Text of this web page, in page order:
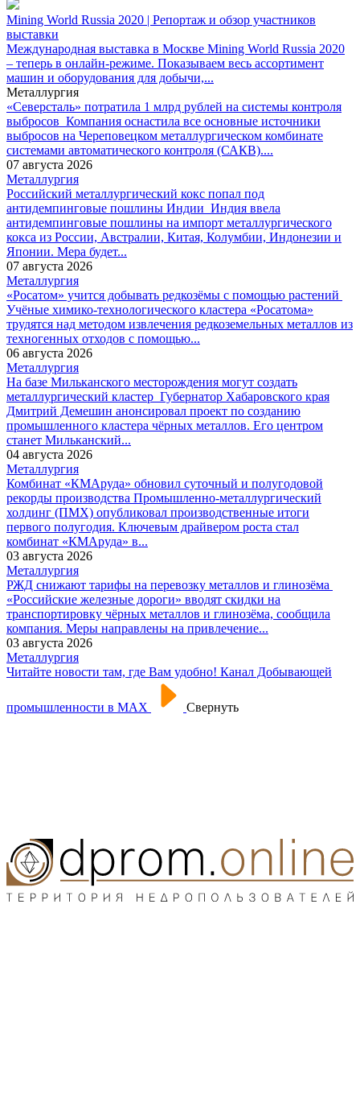
Mining World Russia 2020 | Репортаж и обзор участников
выставки
Международная выставка в Москве Mining World Russia 2020
– теперь в онлайн-режиме. Показываем весь ассортимент
машин и оборудования для добычи,...
Металлургия
«Северсталь» потратила 1 млрд рублей на системы контроля
выбросов Компания оснастила все основные источники
выбросов на Череповецком металлургическом комбинате
системами автоматического контроля (САКВ)....
07 августа 2026
Металлургия
Российский металлургический кокс попал под
антидемпинговые пошлины Индии Индия ввела
антидемпинговые пошлины на импорт металлургического
кокса из России, Австралии, Китая, Колумбии, Индонезии и
Японии. Мера будет...
07 августа 2026
Металлургия
«Росатом» учится добывать редкозёмы с помощью растений
Учёные химико-технологического кластера «Росатома»
трудятся над методом извлечения редкоземельных металлов из
техногенных отходов с помощью...
06 августа 2026
Металлургия
На базе Мильканского месторождения могут создать
металлургический кластер Губернатор Хабаровского края
Дмитрий Демешин анонсировал проект по созданию
промышленного кластера чёрных металлов. Его центром
станет Мильканский...
04 августа 2026
Металлургия
Комбинат «КМАруда» обновил суточный и полугодовой
рекорды производства Промышленно-металлургический
холдинг (ПМХ) опубликовал производственные итоги
первого полугодия. Ключевым драйвером роста стал
комбинат «КМАруда» в...
03 августа 2026
Металлургия
РЖД снижают тарифы на перевозку металлов и глинозёма
«Российские железные дороги» вводят скидки на
транспортировку чёрных металлов и глинозёма, сообщила
компания. Меры направлены на привлечение...
03 августа 2026
Металлургия
Читайте новости там, где Вам удобно! Канал Добывающей
промышленности в МАХ Свернуть